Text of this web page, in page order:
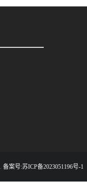
备案号:苏ICP备2023051196号-1